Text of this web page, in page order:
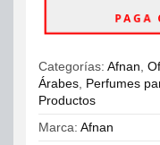
Eau
Parfum
100ml
cantidad
PAGA
Categorías: Afnan,
Árabes, Perfumes
Productos
Marca: Afnan